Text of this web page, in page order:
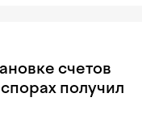
счетов
получил